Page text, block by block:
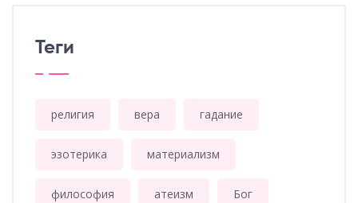
Теги
религия вера гадание
эзотерика материализм
философия атеизм Бог